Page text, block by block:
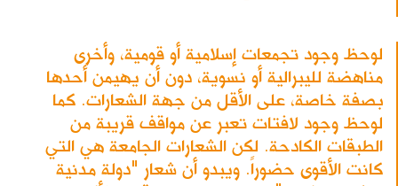
لوحظ وجود تجمعات إسلامية أو قومية، وأخرى
مناهضة لليبرالية أو نسوية، دون أن يهيمن أحدها
بصفة خاصة، على الأقل من جهة الشعارات. كما
لوحظ وجود لافتات تعبر عن مواقف قريبة من
الطبقات الكادحة. لكن الشعارات الجامعة هي التي
كانت الأقوى حضوراً. ويبدو أن شعار "دولة مدنية